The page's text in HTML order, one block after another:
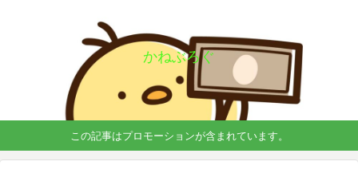
かねぶろぐ
この記事はプロモーションが含まれています。